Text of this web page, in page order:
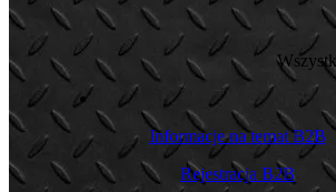
Informacje na temat B2B
Rejestracja B2B